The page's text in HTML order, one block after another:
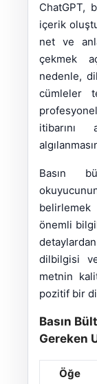
ChatGPT,
içerik
net ve
çekmek
nedenle,
cümleler
itibarını
Basın
belirlemek
önemli
dilbilgisi
metnin
pozitif bir
Basın
Gereken
Öğe